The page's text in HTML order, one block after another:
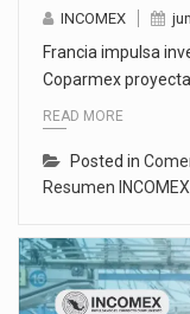
INCOMEX
Francia impulsa
Coparmex
READ MORE
Posted in
Resumen INCOMEX